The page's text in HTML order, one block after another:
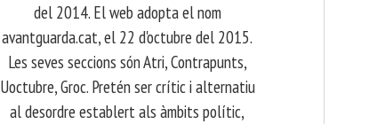
del 2014. El web adopta el nom
avantguarda.cat, el 22 d'octubre del 2015.
Les seves seccions són Atri, Contrapunts,
Uoctubre, Groc. Pretén ser crític i alternatiu
al desordre establert als àmbits polític,